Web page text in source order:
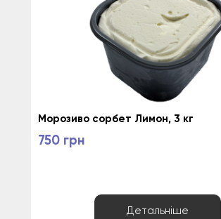
Морозиво сорбет Лимон, 3 кг
750 грн
Детальніше